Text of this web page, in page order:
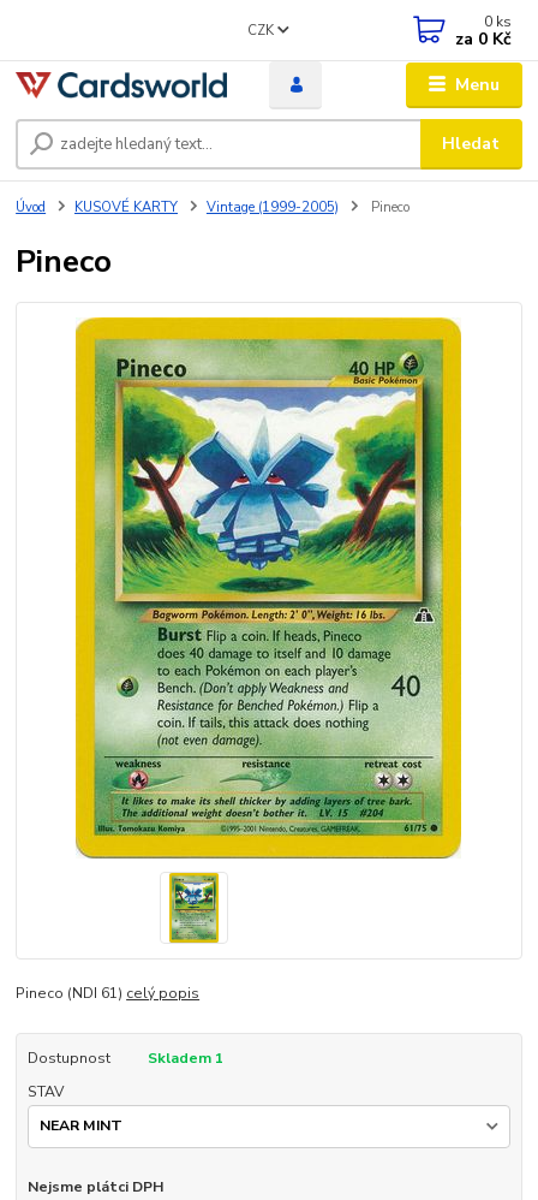
Menu
CZK
Hledat
0 ks
za 0 Kč
Úvod KUSOVÉ KARTY Vintage (1999-2005) Pineco
Pineco
Pineco (NDI 61) celý popis
Dostupnost
Skladem 1
STAV
Nejsme plátci DPH